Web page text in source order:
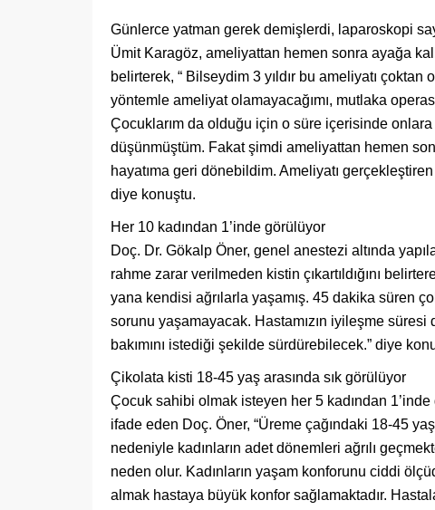
Günlerce yatman gerek demişlerdi, laparoskopi
Ümit Karagöz, ameliyattan hemen sonra ayağa
belirterek, “ Bilseydim 3 yıldır bu ameliyatı
yöntemle ameliyat olamayacağımı, mutlaka
Çocuklarım da olduğu için o süre içerisinde
düşünmüştüm. Fakat şimdi ameliyattan hemen
hayatıma geri dönebildim. Ameliyatı
diye konuştu.
Her 10 kadından 1’inde görülüyor
Doç. Dr. Gökalp Öner, genel anestezi altında
rahme zarar verilmeden kistin çıkartıldığını
yana kendisi ağrılarla yaşamış. 45 dakika süren
sorunu yaşamayacak. Hastamızın iyileşme süresi
bakımını istediği şekilde sürdürebilecek.” diye
Çikolata kisti 18-45 yaş arasında sık görülüyor
Çocuk sahibi olmak isteyen her 5 kadından
ifade eden Doç. Öner, “Üreme çağındaki 18-45
nedeniyle kadınların adet dönemleri ağrılı
neden olur. Kadınların yaşam konforunu ciddi
almak hastaya büyük konfor sağlamaktadır.